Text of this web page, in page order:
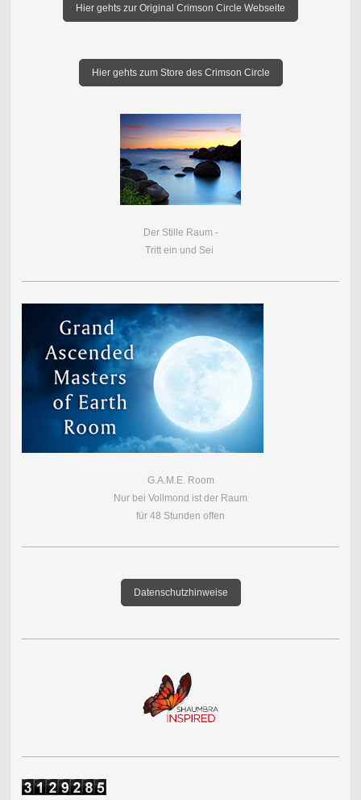
Hier gehts zur Original Crimson Circle Webseite
Hier gehts zum Store des Crimson Circle
Der Stille Raum -
Tritt ein und Sei
G.A.M.E. Room
Nur bei Vollmond ist der Raum
für 48 Stunden offen
Datenschutzhinweise